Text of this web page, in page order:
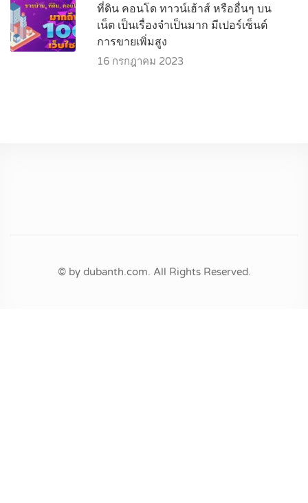
ที่ดิน คอนโด ทาวน์เฮ้าส์ หรืออื่นๆ บน
เน็ต เป็นเรื่องจำเป็นมาก มีเปอร์เซ็นต์
การขายเพิ่มสูง
16 กรกฎาคม 2023
© by dubanth.com. All Rights Reserved.